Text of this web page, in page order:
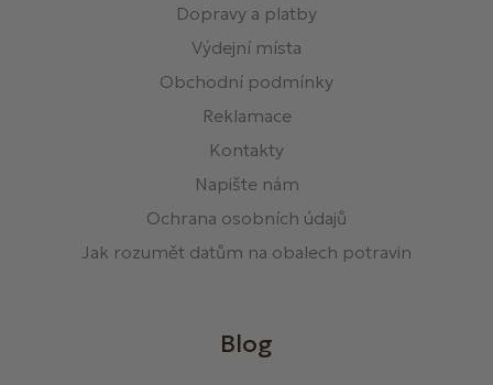
Dopravy a platby
Výdejní místa
Obchodní podmínky
Reklamace
Kontakty
Napište nám
Ochrana osobních údajů
Jak rozumět datům na obalech potravin
Blog